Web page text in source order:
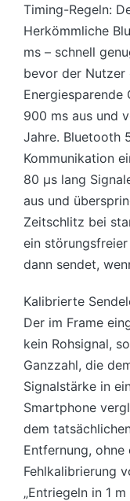
Timing-Regeln:
Herkömmliche
ms – schnell
bevor der
Energiesparende
900 ms aus und
Jahre. Bluetooth
Kommunikation
80 µs lang
aus und
Zeitschlitz bei
ein
dann sendet,
Kalibrierte
Der im Frame
kein Rohsignal,
Ganzzahl, die
Signalstärke in
Smartphone
dem
Entfernung,
Fehlkalibrierung
„Entriegeln in 1